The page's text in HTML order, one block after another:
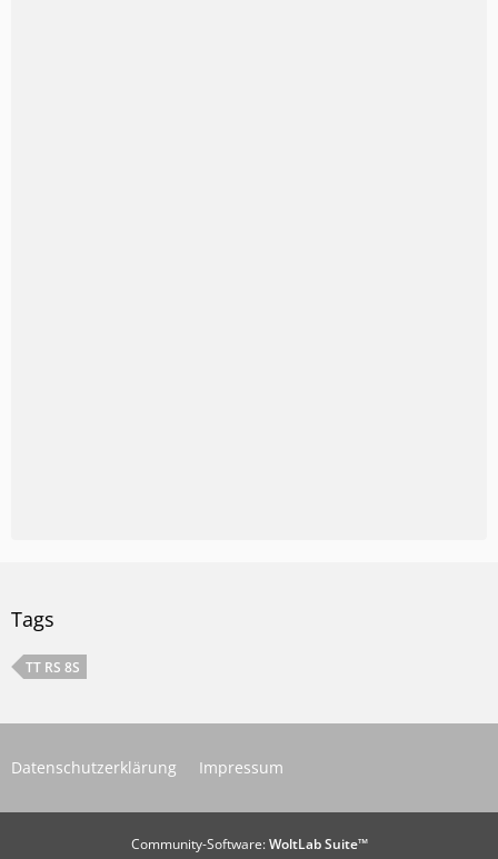
Tags
TT RS 8S
Datenschutzerklärung Impressum
Community-Software:WoltLab Suite™